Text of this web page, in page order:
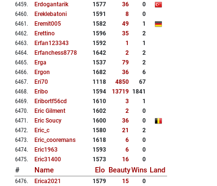
6459. Erdogantarik 1577 36
0
6460. Ereklebatoni 1591 8
0
6461 . Eremit005 1582 49
1
6462. Erettino 1596 35
2
6463. Erfan123343 1592 1
1
6464. Erfanchess8778 1642 2
2
6465. Erga 1537 79
2
6466. Ergon 1682 36
6
6467. Eri70 1118 4850
67
6468. Eribo 1594 13719 1841
6469. Eribortf56cd 1610 3
1
6470. Eric Gilment 1602 2
0
6471 . Eric Soucy 1600 36
0
6472. Eric_c 1580 21
2
6473. Eric_cooremans 1618 6
0
6474. Eric1963 1593 6
0
6475. Eric31400 1573 16 0
# Name Elo BeautyWins Land
6476. Erica2021 1579 15
0